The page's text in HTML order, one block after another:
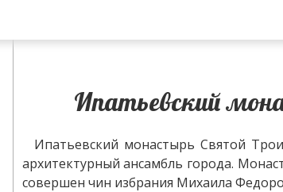
Ипатьевский
Ипатьевский монастырь Святой
архитектурный ансамбль города.
совершен чин избрания Михаила